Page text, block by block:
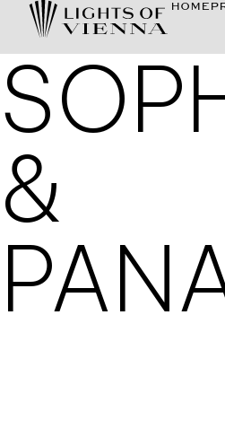
HOME
&